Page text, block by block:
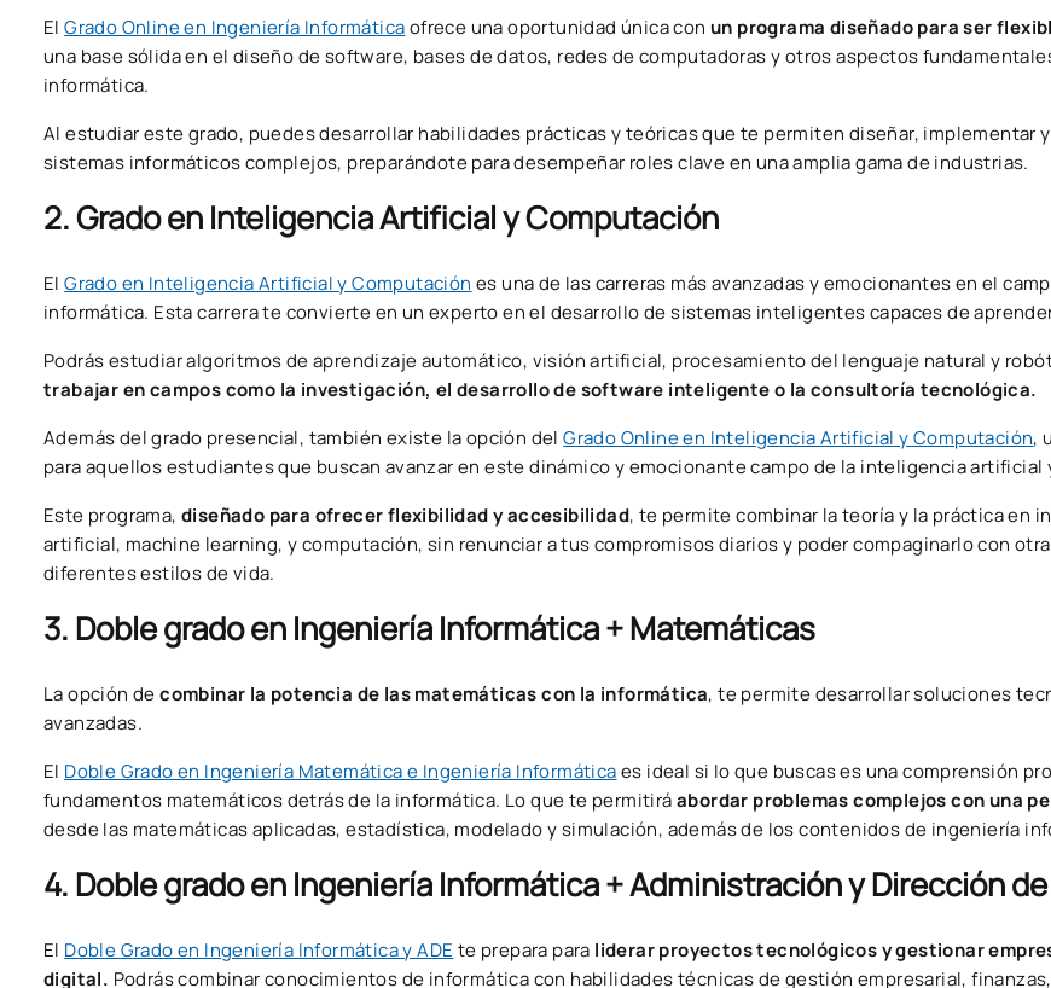
ElGrado Online en Ingeniería Informáticaofrece una oportunidad única con un programa diseñado para ser
una base sólida en el diseño de software, bases de datos, redes de computadoras y otros aspectos
informática.
Al estudiar este grado, puedes desarrollar habilidades prácticas y teóricas que te permiten diseñar, implementar
sistemas informáticos complejos, preparándote para desempeñar roles clave en una amplia gama de industrias.
2. Grado en Inteligencia Artificial y Computación
ElGrado en Inteligencia Artificial y Computación es una de las carreras más avanzadas y emocionantes en el
informática. Esta carrera te convierte en un experto en el desarrollo de sistemas inteligentes capaces de
Podrás estudiar algoritmos de aprendizaje automático, visión artificial, procesamiento del lenguaje natural y
trabajar en campos como la investigación, el desarrollo de software inteligente o la consultoría tecnológica.
Además del grado presencial, también existe la opción delGrado Online en Inteligencia Artificial y Computación,
para aquellos estudiantes que buscan avanzar en este dinámico y emocionante campo de la inteligencia artificial
Este programa, diseñado para ofrecer flexibilidad y accesibilidad, te permite combinar la teoría y la práctica en
artificial, machine learning, y computación, sin renunciar a tus compromisos diarios y poder compaginarlo con
diferentes estilos de vida.
3. Doble grado en Ingeniería Informática + Matemáticas
La opción decombinar la potencia de las matemáticas con la informática, te permite desarrollar soluciones
avanzadas.
El Doble Grado en Ingeniería Matemática e Ingeniería Informáticaes ideal si lo que buscas es una comprensión
fundamentos matemáticos detrás de la informática. Lo que te permitiráabordar problemas complejos con una
desde las matemáticas aplicadas, estadística, modelado y simulación, además de los contenidos de ingeniería
4. Doble grado en Ingeniería Informática + Administración y Dirección
El Doble Grado en Ingeniería Informática y ADE te prepara para liderar proyectos tecnológicos y gestionar
digital. Podrás combinar conocimientos de informática con habilidades técnicas de gestión empresarial,